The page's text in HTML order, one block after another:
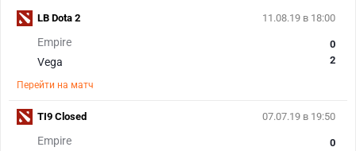
11.08.19 в 18:00
Empire
Vega
0
2
Перейти на матч
LB Dota 2
07.07.19 в 19:50
Empire
0
TI9 Closed